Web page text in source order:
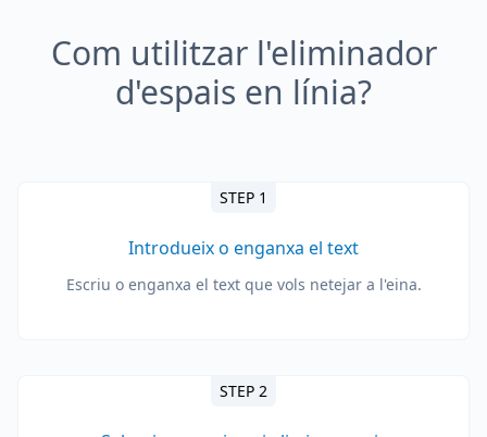
Com utilitzar l'eliminador
d'espais en línia?
STEP 1
Introdueix o enganxa el text
Escriu o enganxa el text que vols netejar a l'eina.
STEP 2